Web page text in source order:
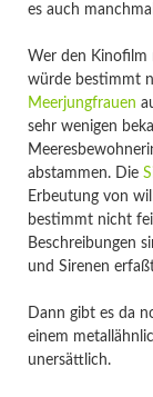
es auch
Wer den Kinofilm
würde bestimmt
Meerjungfrauen
sehr wenigen
abstammen. Die
Erbeutung von
bestimmt nicht
Beschreibungen
und Sirenen
Dann gibt es da
einem
unersättlich.